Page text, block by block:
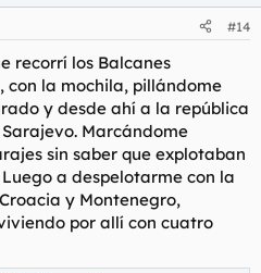
#14
recorrí los Balcanes
la mochila, pillándome
y desde ahí a la república
Marcándome
sin saber que explotaban
a despelotarme con la
y Montenegro,
por allí con cuatro